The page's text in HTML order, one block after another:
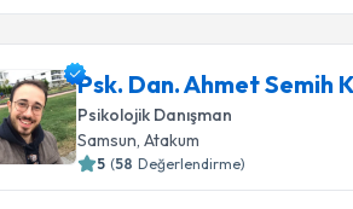
Psk. Dan. Ahmet Semih
Psikolojik Danışman
Samsun, Atakum
5 (58 Değerlendirme)